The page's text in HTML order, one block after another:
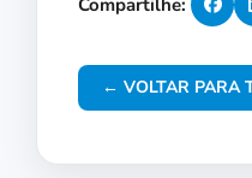
← VOLTAR PARA